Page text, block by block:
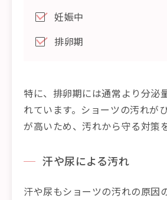
妊娠中
排卵期
特に、排卵期には通常より分泌
れています。ショーツの汚れが
が高いため、汚れから守る対策
汗や尿による汚れ
汗や尿もショーツの汚れの原因